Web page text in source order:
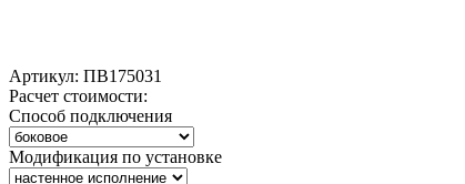
Артикул: ПВ175031
Расчет стоимости:
Способ подключения
Модификация по установке